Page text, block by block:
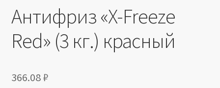
Антифриз «X-Freeze
Red» (3 кг.) красный
366.08₽